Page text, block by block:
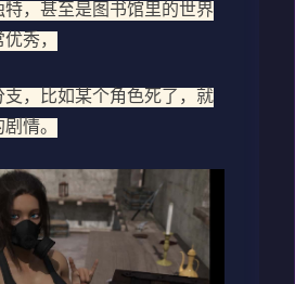
，甚至是图书馆里的世界
秀，
，比如某个角色死了，就
情。